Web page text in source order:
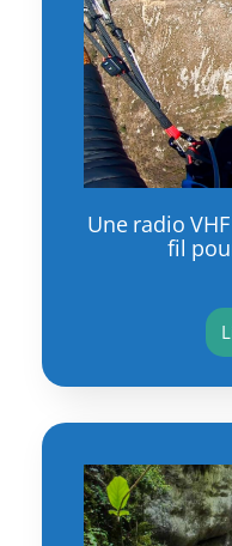
Une radio
fil